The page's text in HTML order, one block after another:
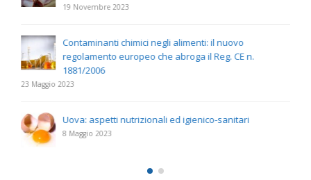
19 Novembre 2023
Contaminanti chimici negli alimenti: il nuovo
regolamento europeo che abroga il Reg. CE n.
1881/2006
23 Maggio 2023
Uova: aspetti nutrizionali ed igienico-sanitari
8 Maggio 2023